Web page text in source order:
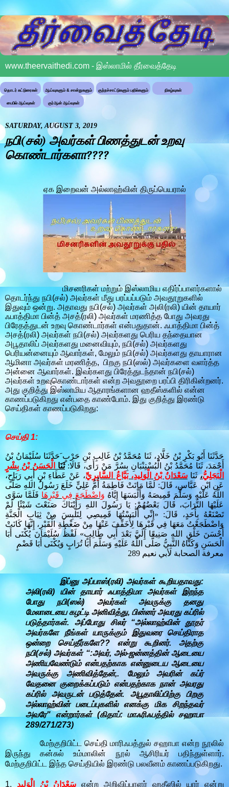
www.theervaithedi.com - இஸ்லாமில் தீர்வைத்தேடி
தொடர் கட்டுரைகள் ஆய்வுகளும் & சான்றுகளும் குற்றச்சாட்டுகளும் பதில்களும் நிகழ்வுகள்
பைபில் ஆய்வுகள் குர்ஆன் ஆய்வுகள்
SATURDAY, AUGUST 3, 2019
நபி(சல்) அவர்கள் பிணத்துடன் உறவு
கொண்டார்களா????
ஏக இறைவன் அல்லாஹ்வின் திருப்பெயரால்
மிசனரிகள் மற்றும் இஸ்லாமிய எதிர்ப்பாளர்களால்
தொடர்ந்து நபி(சல்) அவர்கள் மீது பரப்பப்படும் அவதூறுகளில்
இதுவும் ஒன்று. அதாவது நபி(சல்) அவர்கள் அலி(ரலி) யின் தாயார்
ஃபாத்திமா பின்த் அசத்(ரலி) அவர்கள் மரணித்த போது அவரது
பிரேதத்துடன் உறவு கொண்டார்கள் என்பதுதான். ஃபாத்திமா பின்த்
அசத்(ரலி) அவர்கள் நபி(சல்) அவர்களது பெரிய தந்தையான
அபூதாலிப் அவர்களது மனைவியும், நபி(சல்) அவர்களது
பெரியன்னையும் ஆவார்கள், மேலும் நபி(சல்) அவர்களது தாயாரான
ஆமினா அவர்கள் மரணித்த, பிறகு நபி(ஸல்) அவர்களை வளர்த்த
அன்னை ஆவார்கள். இவர்களது பிரேத்துடந்தான் நபி(சல்)
அவர்கள் உறவுகொண்டார்கள் என்ற அவதூறை பரப்பி திரிகின்றனர்.
அது குறித்து இஸ்லாமிய ஆதாரங்களான ஹதீஸ்களில் என்ன
காணப்படுகிறது என்பதை காண்போம். இது குறித்து இரண்டு
செய்திகள் காணப்படுகிறது:
செய்தி 1:
حَدَّثَنَا أَبُو بَكْرِ بْنُ خَلَّادٍ، ثَنَا مُحَمَّدُ بْنُ غَالِبِ بْنِ حَرْبٍ َحَدَّثَنَا سُلَيْمَانُ بْنُ
أَحْمَدَ، ثَنَا مُحَمَّدُ بْنُ الْبُسْتِنْبَانِ بِسُرَّ مَنْ رَأَى، قَالَا:ثَنَا
الْحَسَنُ بْنُ بِشْرٍ
الْبَجَلِيُّ،ثَنَاسَعْدَانُ بْنُ الْوَلِيدِ، بَيَّاعُ السَّابِرِيِّ، عَنْ عَطَاءِ بْنِ أَبِي رَبَاحٍ،
عَنِ ابْنِ عَبَّاسٍ، قَالَ: لَمَّا مَاتَتْ فَاطِمَةُ أُمُّ عَلِيٍّ خَلَعَ رَسُولُ اللهِ صَلَّى
اللَّهُ عَلَيْهِ وَسَلَّمَ قَمِيصَهُ وَأَلْبَسَهَا إِيَّاهُ وَاضْطَجَعَ فِي قَبْرِهَا فَلَمَّا سَوَّى
عَلَيْهَا التُّرَابَ، قَالَ بَعْضُهُمْ: يَا رَسُولَ اللهِ رَأَيْنَاكَ صَنَعْتَ شَيْئًا لَمْ
تَصْنَعْهُ بِأَحَدٍ، قَالَ: «إِنِّي أَلْبَسْتُهَا قَمِيصِي لِتَلْبِسَ مِنْ ثِيَابِ الْجَنَّةِ
وَاضْطَجَعْتُ مَعَهَا فِي قَبْرِهَا لِأُخَفِّفَ عَنْهَا مِنْ ضَغْطَةِ الْقَبْرِ، إِنَّهَا كَانَتْ
أَحْسَنَ خَلْقِ اللهِ صَنِيعًا إِلَيَّ بَعْدَ أَبِي طَالِبٍ» لَفْظُ سُلَيْمَانَ يُكْنَى أَبَا
الْحَسَنِ وَكَنَّاهُ النَّبِيُّ صَلَّى اللَّهُ عَلَيْهِ وَسَلَّمَ أَبَا تُرَابٍ وَيُكْنَى أَبَا قَضْمٍ
معرفة الصحابة لأبي نعيم 289
இப்னு அப்பாஸ்(ரலி) அவர்கள் கூறியதாவது:
அலி(ரலி) யின் தாயார் ஃபாத்திமா அவர்கள் இறந்த
போது நபி(ஸல்) அவர்கள் அவருக்கு தனது
மேலாடையை கழட்டி அனிவித்து, பின்னர் அவரது கப்ரில்
படுத்தார்கள். அப்போது சிலர் “அல்லாஹ்வின் தூதர்
அவர்களே நீங்கள் யாருக்கும் இதுவரை செய்திராத
ஒன்றை செய்தீர்களே?? என்று கூறினர். அதற்கு
நபி(சல்) அவர்கள் “:அவர், அல்-ஜன்னத்தின் ஆடையை
அணியவேண்டும் என்பதற்காக என்னுடைய ஆடையை
அவருக்கு அணிவித்தேன்,. மேலும் அவரின் கப்ர்
வேதனை குறைக்கப்படும் என்பதற்காக நான் அவரது
கப்ரில் அவருடன் படுத்தேன். அபூதாலிப்பிற்கு பிறகு
அல்லாஹ்வின் படைப்புகளில் எனக்கு மிக சிறந்தவர்
அவரே" என்றார்கள் (கிதாப்: மாஃரிஃபத்தில் சஹாபா
289/271/273)
மேற்குறிபிட்ட செய்தி மாரிஃபத்துல் சஹாபா என்ற நூலில்
இருந்து கன்சுல் உம்மாலின் நூல் ஆசிரியர் பதிந்துள்ளார்.
மேற்குறிபிட்ட இந்த செய்தியில் இரண்டு பலவீனம் காணப்படுகிறது.
1. سَعْدَانُ بْنُ الْوَلِيدِ என்ற அறிவிப்பாளர் ஹதீஸில் யார் என்று